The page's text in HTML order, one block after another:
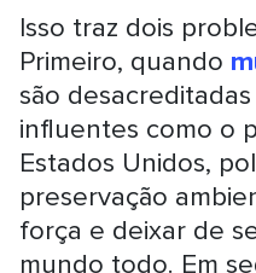
Isso traz dois
Primeiro, quando
são
influentes como o
Estados Unidos,
preservação
força e deixar de
mundo todo. Em